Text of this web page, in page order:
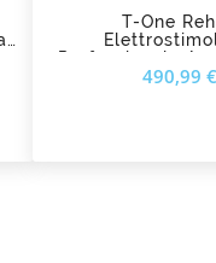
T-One
Professionale A 4
Riabilitazione E
490,99 €